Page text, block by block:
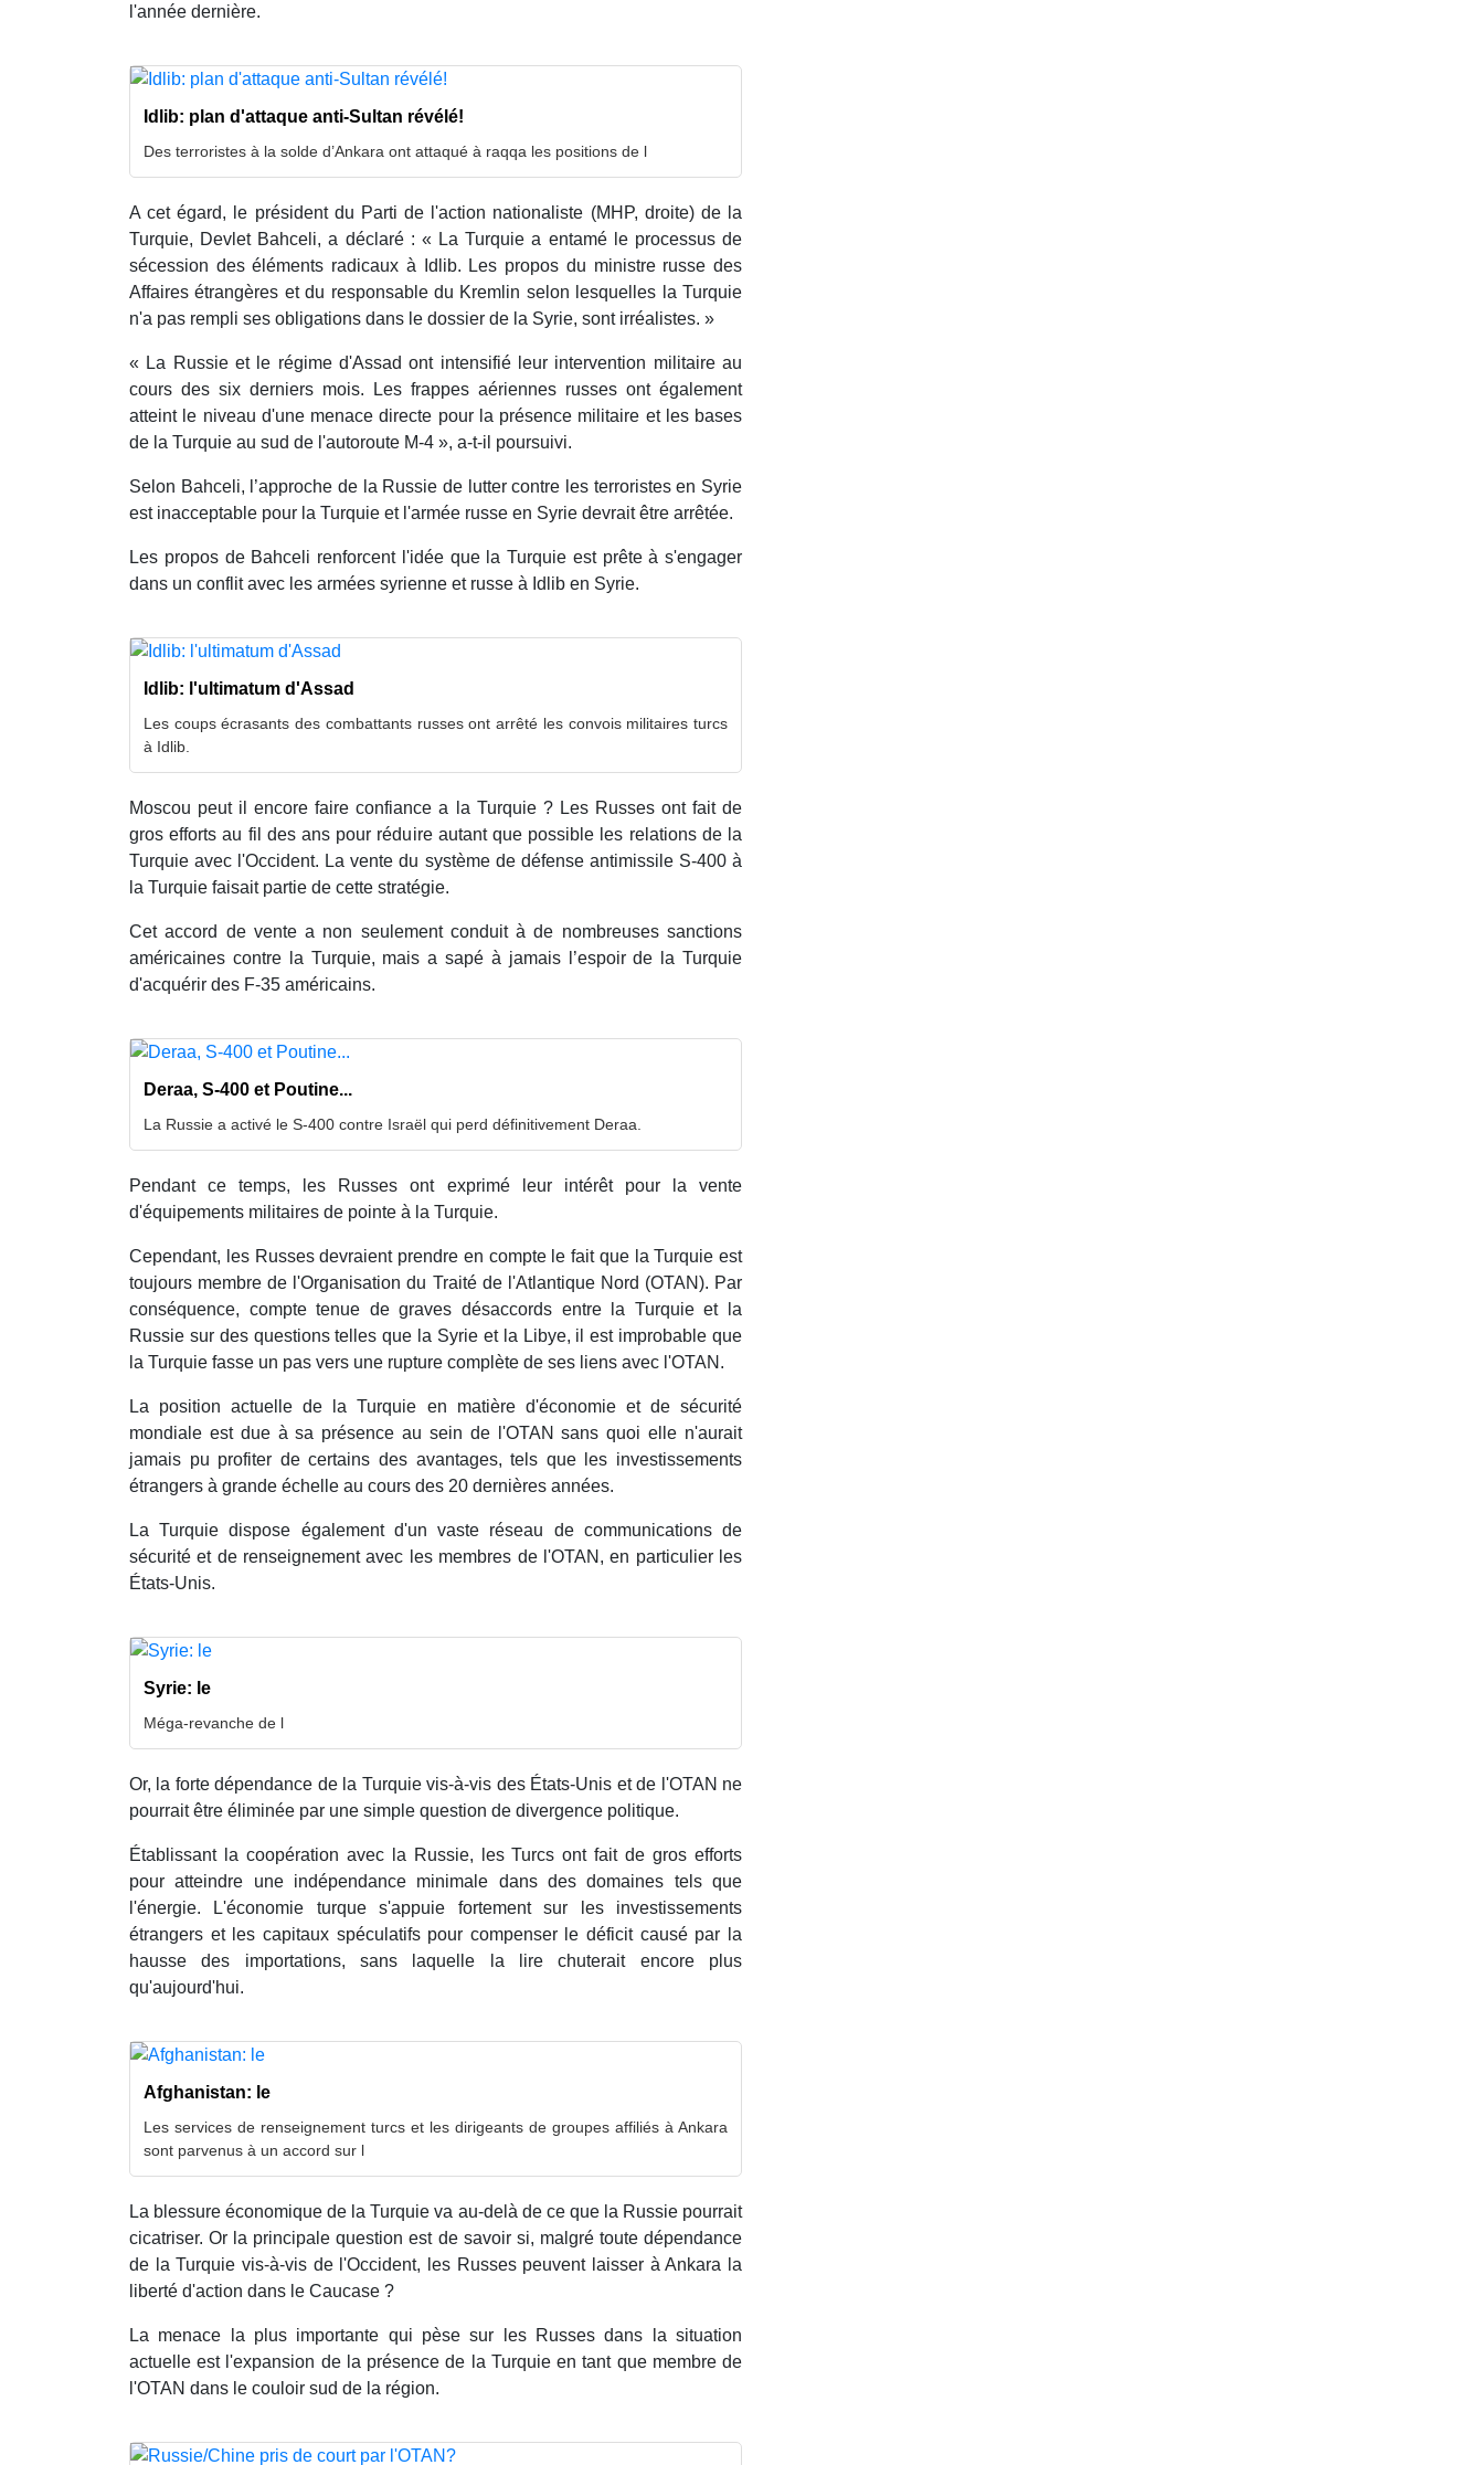
l'année dernière.
Idlib: plan d'attaque anti-Sultan révélé!
Des terroristes à la solde d’Ankara ont attaqué à raqqa les positions de l
A cet égard, le président du Parti de l'action nationaliste (MHP, droite) de la
Turquie, Devlet Bahceli, a déclaré : « La Turquie a entamé le processus de
sécession des éléments radicaux à Idlib. Les propos du ministre russe des
Affaires étrangères et du responsable du Kremlin selon lesquelles la Turquie
n'a pas rempli ses obligations dans le dossier de la Syrie, sont irréalistes. »
« La Russie et le régime d'Assad ont intensifié leur intervention militaire au
cours des six derniers mois. Les frappes aériennes russes ont également
atteint le niveau d'une menace directe pour la présence militaire et les bases
de la Turquie au sud de l'autoroute M-4 », a-t-il poursuivi.
Selon Bahceli, l’approche de la Russie de lutter contre les terroristes en Syrie
est inacceptable pour la Turquie et l'armée russe en Syrie devrait être arrêtée.
Les propos de Bahceli renforcent l'idée que la Turquie est prête à s'engager
dans un conflit avec les armées syrienne et russe à Idlib en Syrie.
Idlib: l'ultimatum d'Assad
Les coups écrasants des combattants russes ont arrêté les convois militaires turcs
à Idlib.
Moscou peut il encore faire confiance a la Turquie ? Les Russes ont fait de
gros efforts au fil des ans pour réduire autant que possible les relations de la
Turquie avec l'Occident. La vente du système de défense antimissile S-400 à
la Turquie faisait partie de cette stratégie.
Cet accord de vente a non seulement conduit à de nombreuses sanctions
américaines contre la Turquie, mais a sapé à jamais l’espoir de la Turquie
d'acquérir des F-35 américains.
Deraa, S-400 et Poutine...
La Russie a activé le S-400 contre Israël qui perd définitivement Deraa.
Pendant ce temps, les Russes ont exprimé leur intérêt pour la vente
d'équipements militaires de pointe à la Turquie.
Cependant, les Russes devraient prendre en compte le fait que la Turquie est
toujours membre de l'Organisation du Traité de l'Atlantique Nord (OTAN). Par
conséquence, compte tenue de graves désaccords entre la Turquie et la
Russie sur des questions telles que la Syrie et la Libye, il est improbable que
la Turquie fasse un pas vers une rupture complète de ses liens avec l'OTAN.
La position actuelle de la Turquie en matière d'économie et de sécurité
mondiale est due à sa présence au sein de l'OTAN sans quoi elle n'aurait
jamais pu profiter de certains des avantages, tels que les investissements
étrangers à grande échelle au cours des 20 dernières années.
La Turquie dispose également d'un vaste réseau de communications de
sécurité et de renseignement avec les membres de l'OTAN, en particulier les
États-Unis.
Syrie: le
Méga-revanche de l
Or, la forte dépendance de la Turquie vis-à-vis des États-Unis et de l'OTAN ne
pourrait être éliminée par une simple question de divergence politique.
Établissant la coopération avec la Russie, les Turcs ont fait de gros efforts
pour atteindre une indépendance minimale dans des domaines tels que
l'énergie. L'économie turque s'appuie fortement sur les investissements
étrangers et les capitaux spéculatifs pour compenser le déficit causé par la
hausse des importations, sans laquelle la lire chuterait encore plus
qu'aujourd'hui.
Afghanistan: le
Les services de renseignement turcs et les dirigeants de groupes affiliés à Ankara
sont parvenus à un accord sur l
La blessure économique de la Turquie va au-delà de ce que la Russie pourrait
cicatriser. Or la principale question est de savoir si, malgré toute dépendance
de la Turquie vis-à-vis de l'Occident, les Russes peuvent laisser à Ankara la
liberté d'action dans le Caucase ?
La menace la plus importante qui pèse sur les Russes dans la situation
actuelle est l'expansion de la présence de la Turquie en tant que membre de
l'OTAN dans le couloir sud de la région.